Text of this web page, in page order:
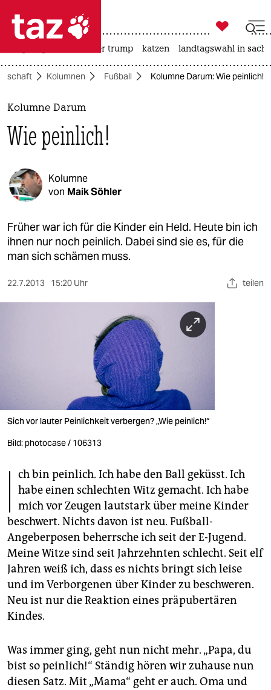
 taz zahl ich
taz zahl ich
themen
politik
öko
gesellschaft
kultur
sport
nord
veranstaltungen
shop
fragen & hilfe
unterstützen
genossenschaft
epaper login

taz zahl ich
usa unter trump katzen landtagswahl in
Kolumnen Fußball Kolumne Darum: Wie peinlich!
Kolumne Darum
Wie peinlich!
Kolumne
von Maik Söhler
Früher war ich für die Kinder ein Held. Heute bin ich
ihnen nur noch peinlich. Dabei sind sie es, für die
man sich schämen muss.
22.7.2013 15:20 Uhr teilen
Sich vor lauter Peinlichkeit verbergen? „Wie peinlich!“
Bild: photocase / 106313
I ch bin peinlich. Ich habe den Ball geküsst. Ich
habe einen schlechten Witz gemacht. Ich habe
mich vor Zeugen lautstark über meine Kinder
beschwert. Nichts davon ist neu. Fußball-
Angeberposen beherrsche ich seit der E-Jugend.
Meine Witze sind seit Jahrzehnten schlecht. Seit elf
Jahren weiß ich, dass es nichts bringt sich leise
und im Verborgenen über Kinder zu beschweren.
Neu ist nur die Reaktion eines präpubertären
Kindes.
Was immer ging, geht nun nicht mehr. „Papa, du
bist so peinlich!“ Ständig hören wir zuhause nun
diesen Satz. Mit „Mama“ geht er auch. Oma und